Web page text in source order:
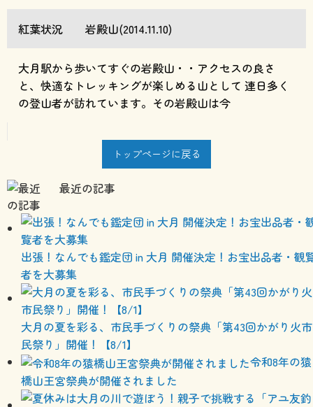
紅葉状況 岩殿山(2014.11.10)
大月駅から歩いてすぐの岩殿山・・アクセスの良さ
と、快適なトレッキングが楽しめる山として 連日多く
の登山者が訪れています。その岩殿山は今
トップページに戻る
最近の記事
出張！なんでも鑑定団 in 大月 開催決定！お宝出品者・観
者を大募集
大月の夏を彩る、市民手づくりの祭典「第43回かがり火市
民祭り」開催！【8/1】
令和8年の猿
橋山王宮祭典が開催されました